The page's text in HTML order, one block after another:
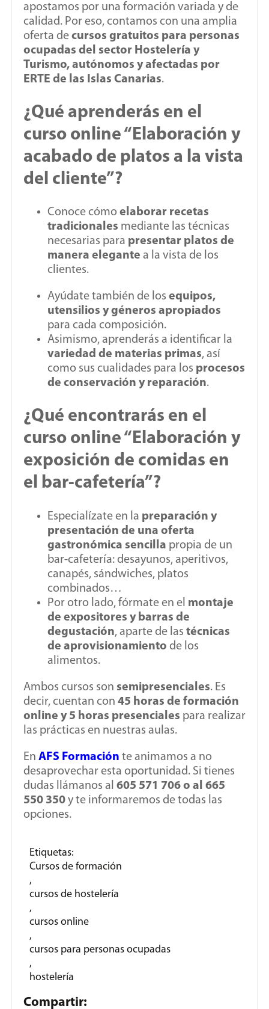
apostamos por una formación variada y de
calidad. Por eso, contamos con una amplia
oferta de cursos gratuitos para personas
ocupadas del sector Hostelería y
Turismo, autónomos y afectadas por
ERTE de las Islas Canarias.
¿Qué aprenderás en el
curso online “Elaboración y
acabado de platos a la vista
del cliente”?
Conoce cómo elaborar recetas
tradicionales mediante las técnicas
necesarias para presentar platos de
manera elegante a la vista de los
clientes.
Ayúdate también de los equipos,
utensilios y géneros apropiados
para cada composición.
Asimismo, aprenderás a identificar la
variedad de materias primas, así
como sus cualidades para los procesos
de conservación y reparación.
¿Qué encontrarás en el
curso online “Elaboración y
exposición de comidas en
el bar-cafetería”?
Especialízate en la preparación y
presentación de una oferta
gastronómica sencilla propia de un
bar-cafetería: desayunos, aperitivos,
canapés, sándwiches, platos
combinados…
Por otro lado, fórmate en el montaje
de expositores y barras de
degustación, aparte de las técnicas
de aprovisionamiento de los
alimentos.
Ambos cursos son semipresenciales. Es
decir, cuentan con 45 horas de formación
online y 5 horas presenciales para realizar
las prácticas en nuestras aulas.
En AFS Formación te animamos a no
desaprovechar esta oportunidad. Si tienes
dudas llámanos al 605 571 706 o al 665
550 350 y te informaremos de todas las
opciones.
Etiquetas:
Cursos de formación
,
cursos de hostelería
,
cursos online
,
cursos para personas ocupadas
,
hostelería
Compartir: